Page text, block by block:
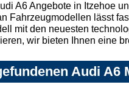
A6 Angebote in Itzehoe
Fahrzeugmodellen lässt
mit den neuesten
wir bieten Ihnen eine
Audi